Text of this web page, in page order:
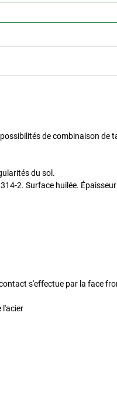
de combinaison de
du sol.
2. Surface huilée.
s'effectue par la face
l'acier